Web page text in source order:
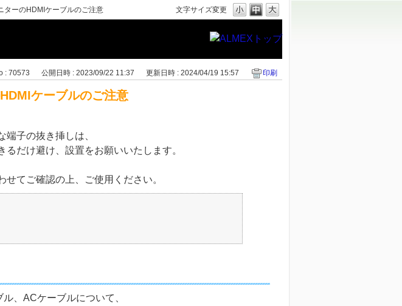
文字サイズ変更
ターのHDMIケーブルのご注意
: 70573 公開日時 : 2023/09/22 11:37 更新日時 : 2024/04/19 15:57 印刷
ケーブルのご注意
子の抜き挿しは、
だけ避け、設置をお願いいたします。
せてご確認の上、ご使用ください。
、ACケーブルについて、